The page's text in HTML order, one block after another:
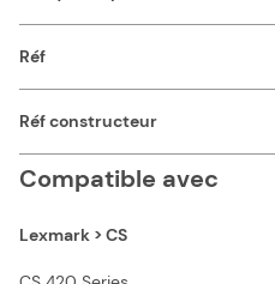
Réf
Réf constructeur
Compatible avec
Lexmark > CS